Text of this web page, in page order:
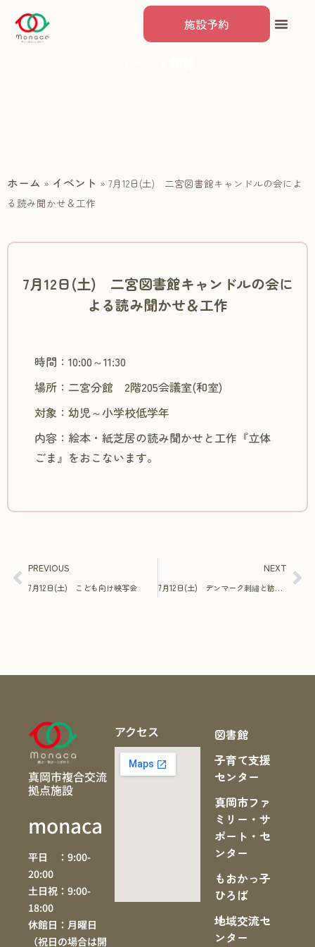
施設予約
ホーム » イベント » 7月12日(土) 二宮図書館キャンドルの会によ
る読み聞かせ＆工作
7月12日(土) 二宮図書館キャンドルの会に
よる読み聞かせ＆工作
時間：10:00～11:30
場所：二宮分館 2階205会議室(和室)
対象：幼児～小学校低学年
内容：絵本・紙芝居の読み聞かせと工作『立体
ごま』をおこないます。
PREVIOUS
7月12日(土) こども向け映写会
NEXT
7月12日(土) デンマーク刺繡と紡ぐやさしい時間 休日コース①
真岡市複合交流
拠点施設
monaca
平日 ：9:00-
20:00
土日祝：9:00-
18:00
休館日：月曜日
（祝日の場合は開
アクセス
図書館
子育て支援
センター
真岡市ファ
ミリー・サ
ポート・セ
ンター
もおかっ子
ひろば
地域交流セ
ンター